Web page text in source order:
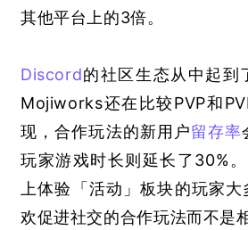
其他平台上的3倍。
Discord的社区生态从中起到
Mojiworks还在比较PVP和
现，合作玩法的新用户留存率
玩家游戏时长则延长了30%
上体验「活动」板块的玩家
欢促进社交的合作玩法而不是